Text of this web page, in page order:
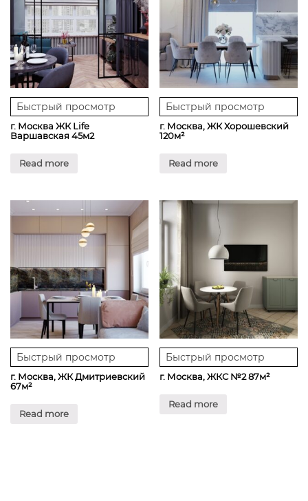
Быстрый просмотр
г. Москва ЖК Life
Варшавская 45м2
Read more
Быстрый просмотр
г. Москва, ЖК Хорошевский
120м²
Read more
Быстрый просмотр
г. Москва, ЖК Дмитриевский
67м²
Read more
Быстрый просмотр
г. Москва, ЖКС №2 87м²
Read more